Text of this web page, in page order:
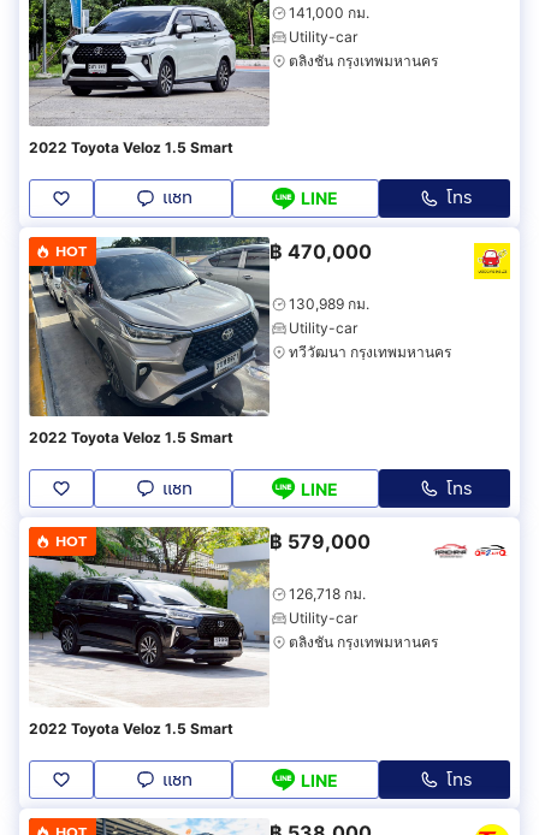
141,000 กม.
Utility-car
ตลิ่งชัน กรุงเทพมหานคร
2022 Toyota Veloz 1.5 Smart
แชท LINE โทร
HOT ฿ 470,000
130,989 กม.
Utility-car
ทวีวัฒนา กรุงเทพมหานคร
2022 Toyota Veloz 1.5 Smart
แชท LINE โทร
HOT ฿ 579,000
126,718 กม.
Utility-car
ตลิ่งชัน กรุงเทพมหานคร
2022 Toyota Veloz 1.5 Smart
แชท LINE โทร